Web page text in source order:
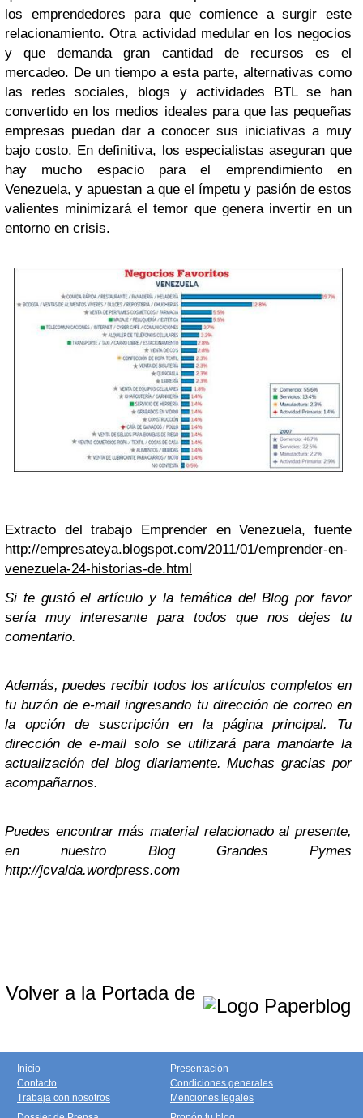
los emprendedores para que comience a surgir este
relacionamiento. Otra actividad medular en los negocios
y que demanda gran cantidad de recursos es el
mercadeo. De un tiempo a esta parte, alternativas como
las redes sociales, blogs y actividades BTL se han
convertido en los medios ideales para que las pequeñas
empresas puedan dar a conocer sus iniciativas a muy
bajo costo. En definitiva, los especialistas aseguran que
hay mucho espacio para el emprendimiento en
Venezuela, y apuestan a que el ímpetu y pasión de estos
valientes minimizará el temor que genera invertir en un
entorno en crisis.
Extracto del trabajo Emprender en Venezuela, fuente
http://empresateya.blogspot.com/2011/01/emprender-en-
venezuela-24-historias-de.html
Si te gustó el artículo y la temática del Blog por favor
sería muy interesante para todos que nos dejes tu
comentario.
Además, puedes recibir todos los artículos completos en
tu buzón de e-mail ingresando tu dirección de correo en
la opción de suscripción en la página principal. Tu
dirección de e-mail solo se utilizará para mandarte la
actualización del blog diariamente. Muchas gracias por
acompañarnos.
Puedes encontrar más material relacionado al presente,
en nuestro Blog Grandes Pymes
http://jcvalda.wordpress.com
Volver a la Portada de
Inicio
Contacto
Trabaja con nosotros
Presentación
Condiciones generales
Menciones legales